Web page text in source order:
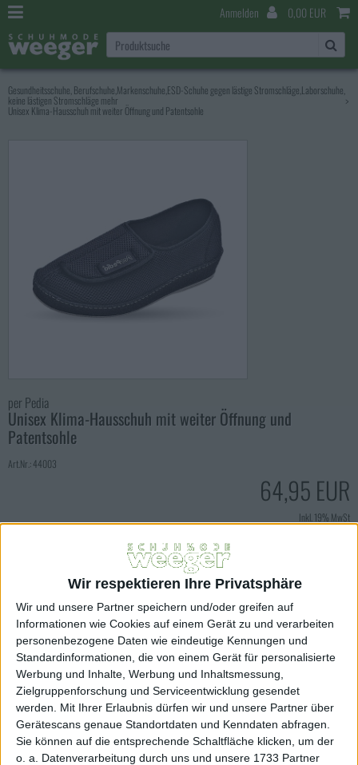
Wir respektieren Ihre Privatsphäre
Wir und unsere Partner speichern und/oder greifen auf
Informationen wie Cookies auf einem Gerät zu und verarbeiten
personenbezogene Daten wie eindeutige Kennungen und
Standardinformationen, die von einem Gerät für personalisierte
Werbung und Inhalte, Werbung und Inhaltsmessung,
Zielgruppenforschung und Serviceentwicklung gesendet
werden.
Mit Ihrer Erlaubnis dürfen wir und unsere Partner über
Gerätescans genaue Standortdaten und Kenndaten abfragen.
Sie können auf die entsprechende Schaltfläche klicken, um der
o. a. Datenverarbeitung durch uns und unsere 1733 Partner
Anmelden 0,00 EUR
Gesundheitsschuhe, Berufschuhe,Markenschuhe,ESD-Schuhe gegen lästige Stromschläge,Laborschuhe,
keine lästigen Stromschläge mehr >
Unisex Klima-Hausschuh mit weiter Öffnung und Patentsohle
per Pedia
Unisex Klima-Hausschuh mit weiter Öffnung und
Patentsohle
Art.Nr.: 44003
64,95 EUR
Inkl. 19% MwSt
zzgl. Versandkosten
Lieferfrist innerhalb 1-3 Werktagen
schwarz
Größe:
36 37 38 39 41
42 43 44 45 46
Menge